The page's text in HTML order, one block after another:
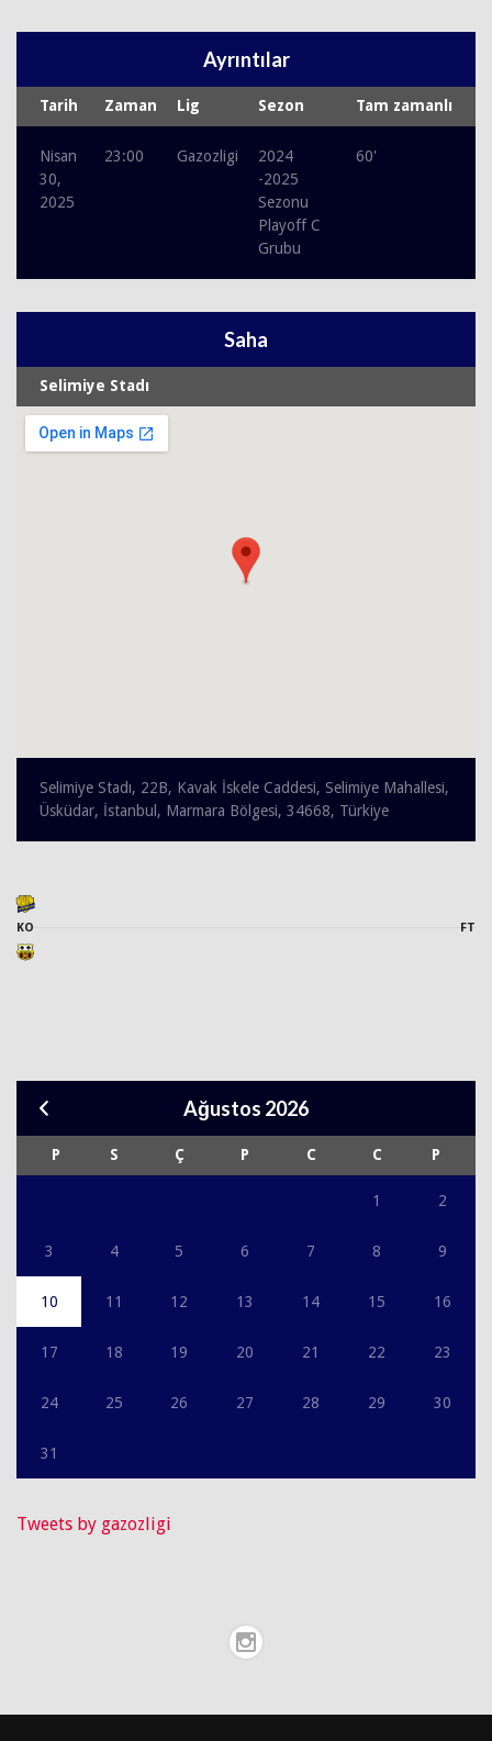
Ayrıntılar
Tarih Zaman Lig Sezon Tam zamanlı
Nisan
30,
2025
23:00 Gazozligi
2024
-2025
Sezonu
Playoff C
Grubu
60'
Saha
Selimiye Stadı
Selimiye Stadı, 22B, Kavak İskele Caddesi, Selimiye Mahallesi,
Üsküdar, İstanbul, Marmara Bölgesi, 34668, Türkiye
KO FT
Ağustos 2026
P S Ç P C C P
1 2
3 4 5 6 7 8 9
10 11 12 13 14 15 16
17 18 19 20 21 22 23
24 25 26 27 28 29 30
31
Tweets by gazozligi